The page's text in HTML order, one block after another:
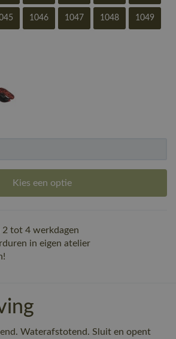
1046 1047 1048 1049
Kies een optie
2 tot 4 werkdagen
in eigen atelier
Waterafstotend. Sluit en opent